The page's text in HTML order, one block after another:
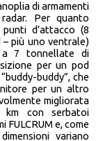
di armamenti
Per quanto
d’attacco (8
– più uno ventrale)
a 7 tonnellate di
per un pod
buddy”, che
per un altro
migliorata
km con serbatoi
FULCRUM e, come
variano